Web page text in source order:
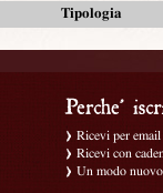
Tipologia
Ricevi per
Ricevi con
Un modo